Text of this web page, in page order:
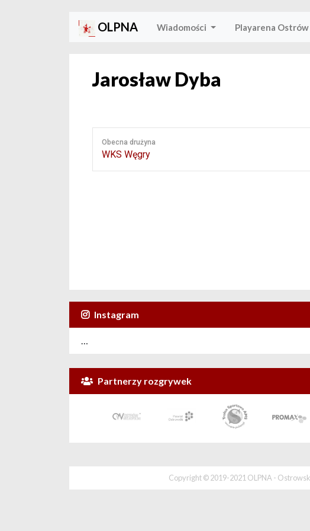
OLPNA Wiadomości Playarena Ostrów
Jarosław Dyba
Obecna drużyna
WKS Węgry
Instagram
…
Partnerzy rozgrywek
Copyright © 2019-2021 OLPNA -